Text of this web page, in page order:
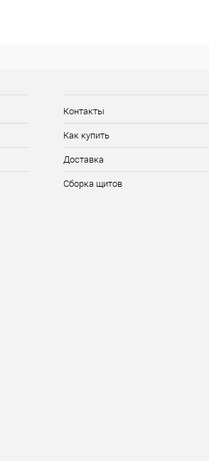
Контакты
Как купить
Доставка
Сборка щитов